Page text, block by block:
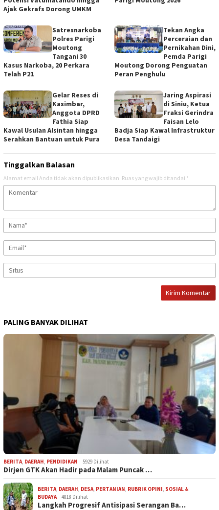
Ajak Gekrafs Dorong UMKM
Satresnarkoba
Polres Parigi
Moutong
Tangani 30
Kasus Narkoba, 20 Perkara
Telah P21
Tekan Angka
Perceraian dan
Pernikahan Dini,
Pemda Parigi
Moutong Dorong Penguatan
Peran Penghulu
Gelar Reses di
Kasimbar,
Anggota DPRD
Fathia Siap
Kawal Usulan Alsintan hingga
Serahkan Bantuan untuk Pura
Jaring Aspirasi
di Siniu, Ketua
Fraksi Gerindra
Faisan Lelo
Badja Siap Kawal Infrastruktur
Desa Tandaigi
Tinggalkan Balasan
Alamat email Anda tidak akan dipublikasikan. Ruas yang wajib ditandai *
PALING BANYAK DILIHAT
BERITA, DAERAH, PENDIDIKAN 5929 Dilihat
Dirjen GTK Akan Hadir pada Malam Puncak …
BERITA, DAERAH, DESA, PERTANIAN, RUBRIK OPINI, SOSIAL &
BUDAYA
4818 Dilihat
Langkah Progresif Antisipasi Serangan Ba…